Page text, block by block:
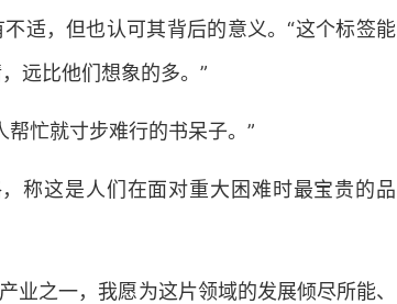
适，但也认可其背后的意义。“这个标签能
远比他们想象的多。”
忙就寸步难行的书呆子。”
称这是人们在面对重大困难时最宝贵的品
业之一，我愿为这片领域的发展倾尽所能、